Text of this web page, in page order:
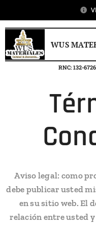
WUS
RNC: 132-
Aviso legal: como
debe publicar usted
en su sitio web. El
relación entre usted